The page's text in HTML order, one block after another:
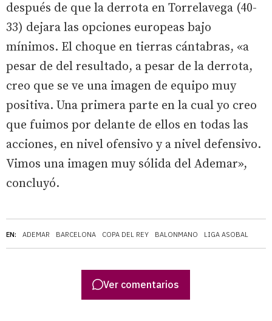
EN: ADEMAR BARCELONA COPA DEL REY BALONMANO LIGA ASOBAL
después de que la derrota en Torrelavega (40-
33) dejara las opciones europeas bajo
mínimos. El choque en tierras cántabras, «a
pesar de del resultado, a pesar de la derrota,
creo que se ve una imagen de equipo muy
positiva. Una primera parte en la cual yo creo
que fuimos por delante de ellos en todas las
acciones, en nivel ofensivo y a nivel defensivo.
Vimos una imagen muy sólida del Ademar»,
concluyó.
Ver comentarios